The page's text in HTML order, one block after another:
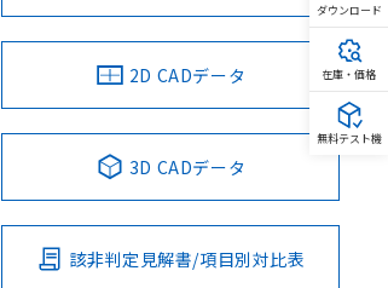
2D CADデータ
3D CADデータ
該非判定見解書/項目別対比表
ダウンロード
在庫・価格
無料テスト機